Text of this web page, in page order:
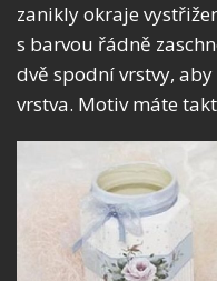
zanikly okraje
s barvou řádně
dvě spodní vrstvy,
vrstva. Motiv máte